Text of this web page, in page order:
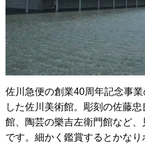
佐川急便の創業40周年記念事
した佐川美術館。彫刻の佐藤
館、陶芸の樂吉左衛門館など
です。細かく鑑賞するとかな